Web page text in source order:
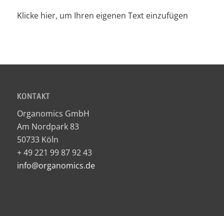
Klicke hier, um Ihren eigenen Text einzufügen
KONTAKT
Organomics GmbH
Am Nordpark 83
50733 Köln
+ 49 221 99 87 92 43
info@organomics.de